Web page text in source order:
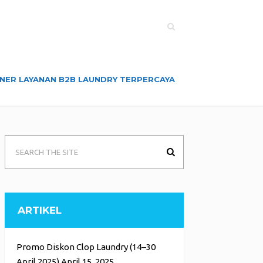
LAYANAN B2B LAUNDRY TERPERCAYA
ARTIKEL
Promo Diskon Clop Laundry (14–30